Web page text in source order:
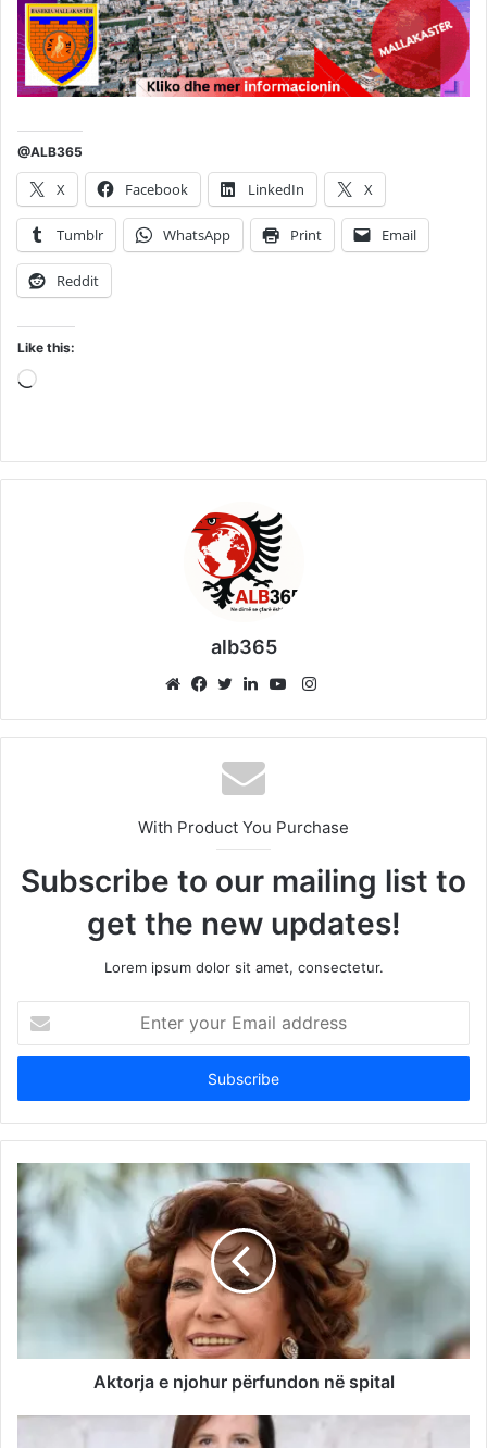
@ALB365
X Facebook LinkedIn X
Tumblr WhatsApp Print Email
Reddit
Like this:
Loading…
alb365
Instagram
With Product You Purchase
Subscribe to our mailing list to
get the new updates!
Lorem ipsum dolor sit amet, consectetur.
your
Email
Aktorja e njohur përfundon në spital